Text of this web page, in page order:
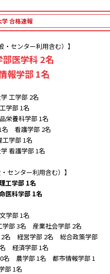
合格速報
・センター利用含む）】
医学科 2名
報学部 1名
工学部 2名
学部 1名
栄養科学部 1名
名 看護学部 2名
学部 1名
看護学部 1名
センター利用含む）】
工学部 1名
医科学部 1名
学部 1名
部 3名 産業社会学部 2名
名 経営学部 2名 総合政策学部
経済学部 1名
名 農学部 1名 都市情報学部 1
部 1名